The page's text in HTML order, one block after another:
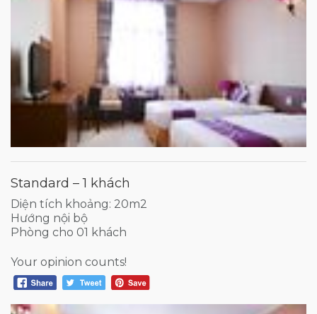
Standard – 1 khách
Diện tích khoảng: 20m2
Hướng nội bộ
Phòng cho 01 khách
Your opinion counts!